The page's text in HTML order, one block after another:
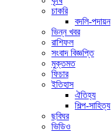
চাকরি
বদলি-পদায়ন
ভিন্ন খবর
রাশিফল
সংবাদ বিজ্ঞপ্তি
মুক্তমত
ফিচার
ইতিহাস
ঐতিহ্য
শিল্প-সাহিত্য
ছবিঘর
ভিডিও